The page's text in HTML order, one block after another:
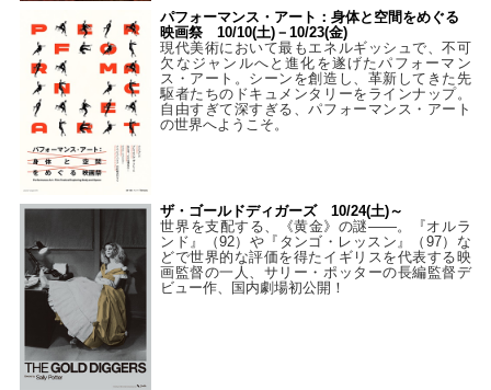
パフォーマンス・アート：身体と空間をめぐる
映画祭 10/10(土)－10/23(金)
現代美術において最もエネルギッシュで、不可
欠なジャンルへと進化を遂げたパフォーマン
ス・アート。シーンを創造し、革新してきた先
駆者たちのドキュメンタリーをラインナップ。
自由すぎて深すぎる、パフォーマンス・アート
の世界へようこそ。
ザ・ゴールドディガーズ 10/24(土)～
世界を支配する、《黄金》の謎――。『オルラ
ンド』（92）や『タンゴ・レッスン』（97）な
どで世界的な評価を得たイギリスを代表する映
画監督の一人、サリー・ポッターの長編監督デ
ビュー作、国内劇場初公開！